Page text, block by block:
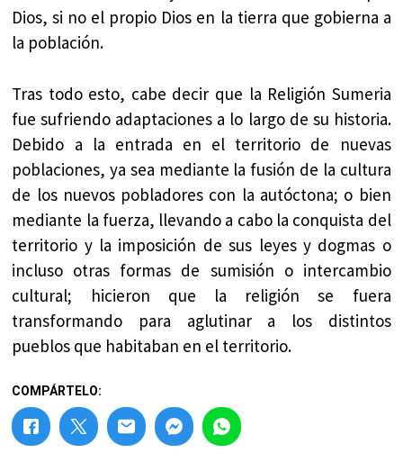
Dios, si no el propio Dios en la tierra que gobierna a
la población.
Tras todo esto, cabe decir que la Religión Sumeria
fue sufriendo adaptaciones a lo largo de su historia.
Debido a la entrada en el territorio de nuevas
poblaciones, ya sea mediante la fusión de la cultura
de los nuevos pobladores con la autóctona; o bien
mediante la fuerza, llevando a cabo la conquista del
territorio y la imposición de sus leyes y dogmas o
incluso otras formas de sumisión o intercambio
cultural; hicieron que la religión se fuera
transformando para aglutinar a los distintos
pueblos que habitaban en el territorio.
COMPÁRTELO: